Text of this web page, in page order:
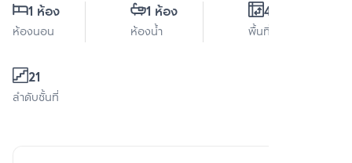
1 ห้อง
ห้องนอน
1 ห้อง
ห้องน้ำ
49 ตร.ม.
พื้นที่ใช้สอย
21
ลำดับชั้นที่